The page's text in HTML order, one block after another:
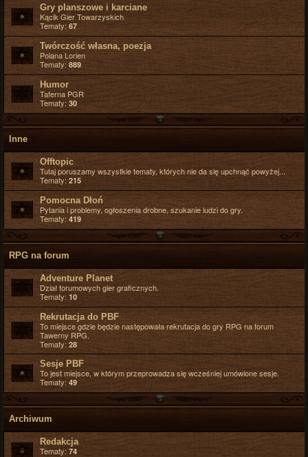
Gry planszowe i karciane
Kącik Gier Towarzyskich
Tematy: 67
Twórczość własna, poezja
Polana Lorien
Tematy: 889
Humor
Taferna PGR
Tematy: 30
Inne
Offtopic
Tutaj poruszamy wszystkie tematy, których nie da się upchnąć powyżej...
Tematy: 215
Pomocna Dłoń
Pytania i problemy, ogłoszenia drobne, szukanie ludzi do gry.
Tematy:419
RPG na forum
Adventure Planet
Dział forumowych gier graficznych.
Tematy: 10
Rekrutacja do PBF
To miejsce gdzie będzie następowała rekrutacja do gry RPG na forum
Tawerny RPG.
Tematy: 28
Sesje PBF
To jest miejsce, w którym przeprowadza się wcześniej umówione sesje.
Tematy: 49
Archiwum
Redakcja
Tematy: 74